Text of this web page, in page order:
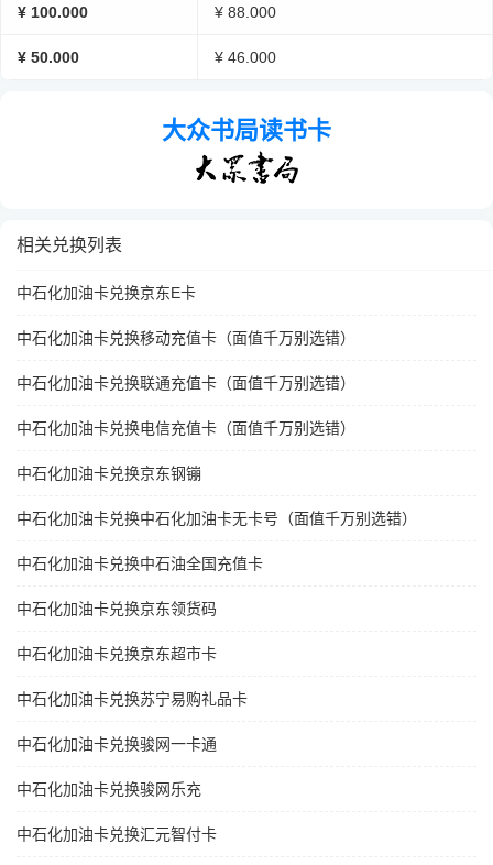
¥ 100.000 ¥ 88.000
¥ 50.000 ¥ 46.000
大众书局读书卡
相关兑换列表
中石化加油卡兑换京东E卡
中石化加油卡兑换移动充值卡（面值千万别选错）
中石化加油卡兑换联通充值卡（面值千万别选错）
中石化加油卡兑换电信充值卡（面值千万别选错）
中石化加油卡兑换京东钢镚
中石化加油卡兑换中石化加油卡无卡号（面值千万别选错）
中石化加油卡兑换中石油全国充值卡
中石化加油卡兑换京东领货码
中石化加油卡兑换京东超市卡
中石化加油卡兑换苏宁易购礼品卡
中石化加油卡兑换骏网一卡通
中石化加油卡兑换骏网乐充
中石化加油卡兑换汇元智付卡